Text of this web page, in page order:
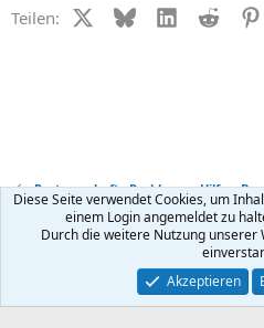
Teilen: X (Twitter)
BlueskyLinkedIn
Reddit
Partnerschafts-Probleme - Hilfe +
Kontakt Nutzungsbedingungen
Community platform by XenForo ® © 2010-
Diese Seite verwendet Cookies, um
einem Login angemeldet zu
Durch die weitere Nutzung
Akzeptieren